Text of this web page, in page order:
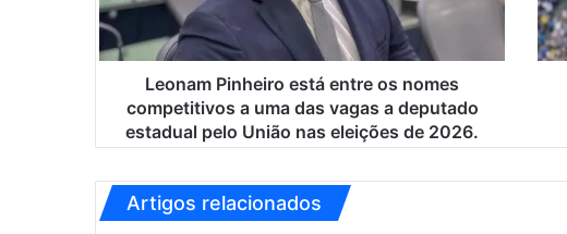
P
n
r
e
s
Leonam Pinheiro está entre os nomes
competitivos a uma das vagas a deputado
estadual pelo União nas eleições de 2026.
b
a
p
O
Artigos relacionados